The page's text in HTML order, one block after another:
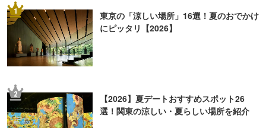
1
東京の「涼しい場所」16選！夏のおでかけ
にピッタリ【2026】
2
【2026】夏デートおすすめスポット26
選！関東の涼しい・夏らしい場所を紹介